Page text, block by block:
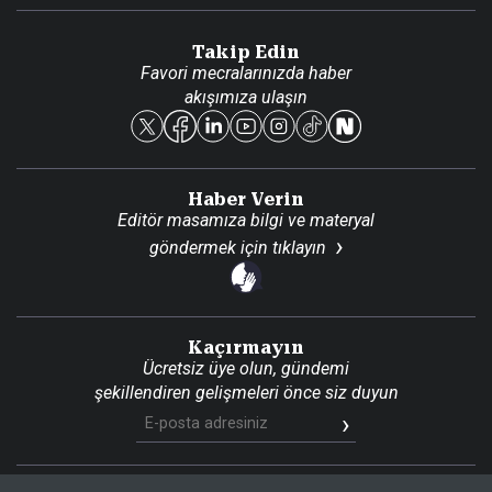
Reklam Ver
Takip Edin
Favori mecralarınızda haber
akışımıza ulaşın
Haber Verin
Editör masamıza bilgi ve materyal
göndermek için tıklayın
Kaçırmayın
Ücretsiz üye olun, gündemi
şekillendiren gelişmeleri önce siz duyun